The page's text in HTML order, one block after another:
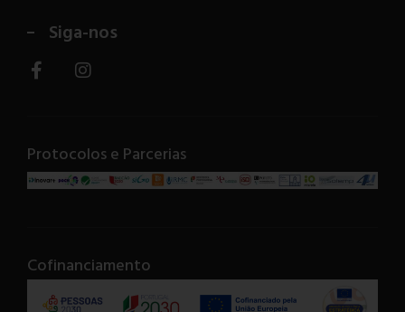
Siga-nos
Protocolos e Parcerias
Cofinanciamento